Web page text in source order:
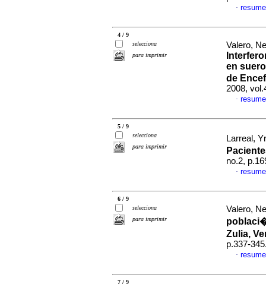
·
4 / 9
selecciona
para imprimir
Valero,
en
de
2008,
·
5 / 9
selecciona
para imprimir
Larreal,
no.2,
·
6 / 9
selecciona
para imprimir
Valero,
Zulia,
p.337-
·
7 / 9